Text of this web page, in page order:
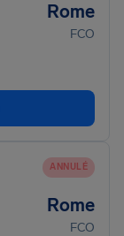
Rome
FCO
ANNULÉ
Rome
FCO